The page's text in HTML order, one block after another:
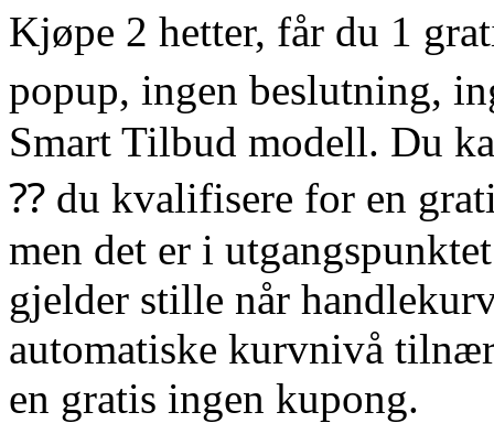
Kjøpe 2 hetter, får du 1
popup, ingen beslutning,
Smart Tilbud modell. Du
⁇ du kvalifisere for en
men det er i
gjelder stille når
automatiske kurvnivå
en gratis ingen kupong.